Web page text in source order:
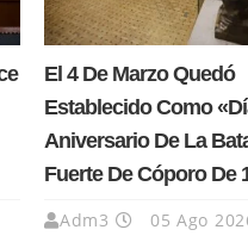
El 4 De Marzo Quedó
Establecido Como
Aniversario De La
Fuerte De Cóporo De
Adm3 05 Ago